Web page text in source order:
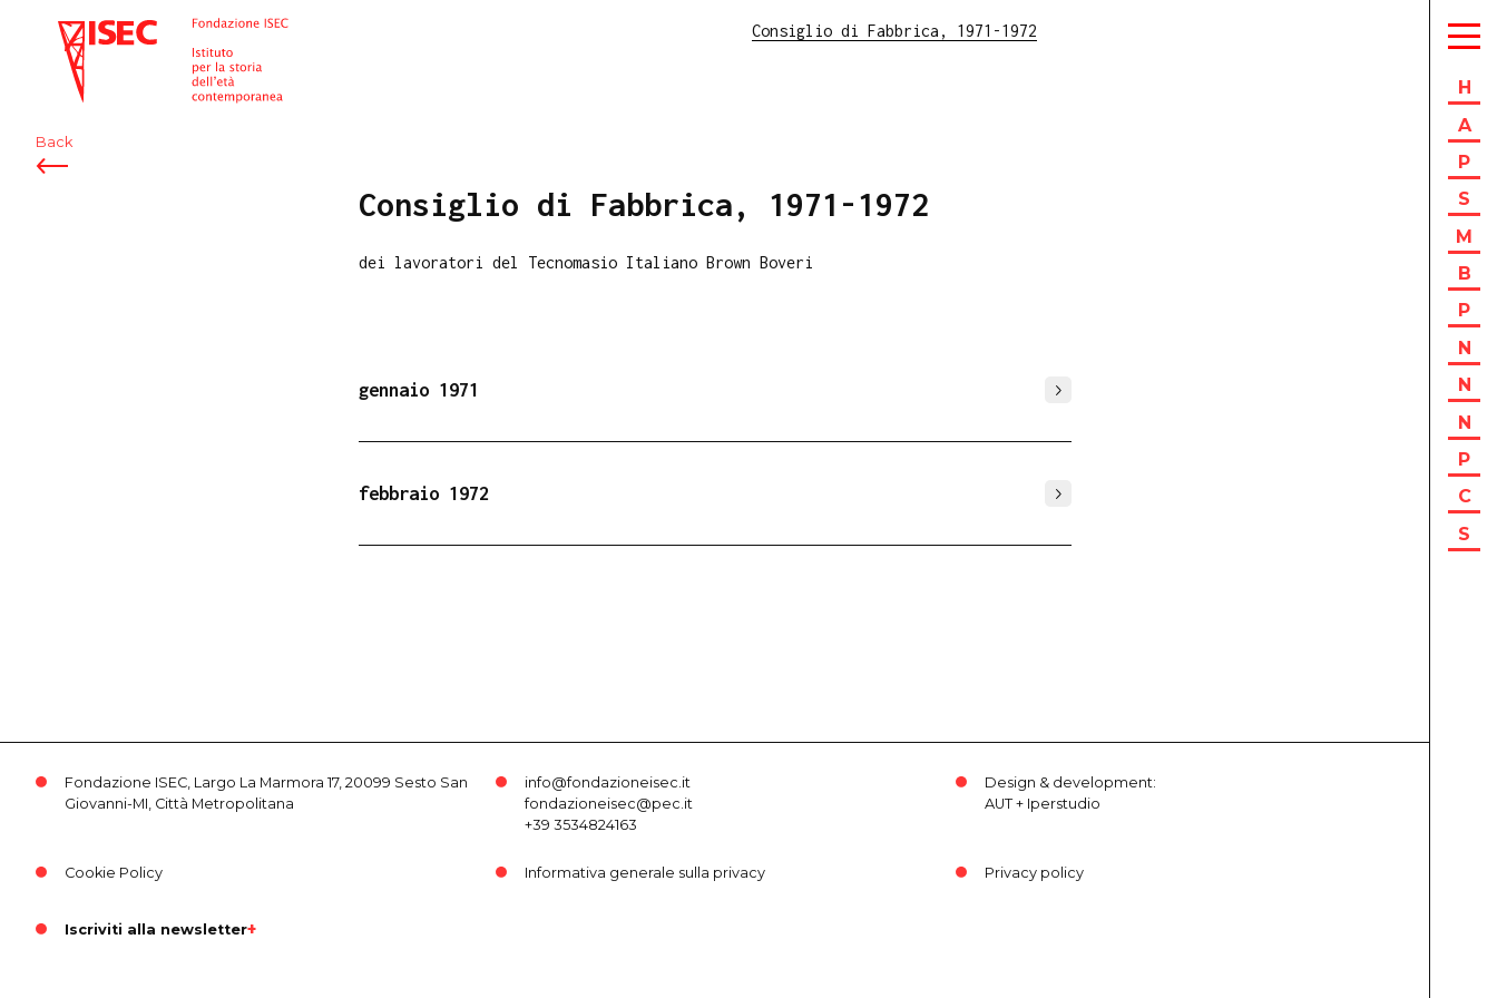
ISEC Consiglio di Fabbrica, 1971-1972
Back
H
A
P
S
M
B
P
N
N
N
P
C
S
Consiglio di Fabbrica, 1971-1972
dei lavoratori del Tecnomasio Italiano Brown Boveri
gennaio 1971
febbraio 1972
Fondazione ISEC, Largo La Marmora 17, 20099 Sesto San
Giovanni-MI, Città Metropolitana
info@fondazioneisec.it
fondazioneisec@pec.it
+39 3534824163
Design & development:
AUT+ Iperstudio
Cookie Policy Informativa generale sulla privacy Privacy policy
Iscriviti alla newsletter